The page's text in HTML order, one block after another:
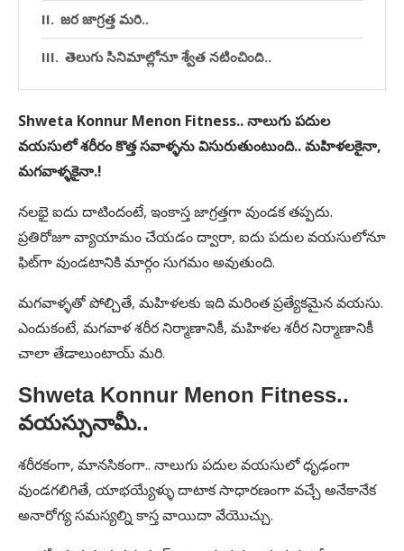
జర జాగ్రత్త మరి..
తెలుగు సినిమాల్లోనూ శ్వేత నటించింది..
Shweta Konnur Menon Fitness.. నాలుగు పదుల
వయసులో శరీరం కొత్త సవాళ్ళను విసురుతుంటుంది.. మహిళలకైనా,
మగవాళ్ళకైనా.!
నలభై ఐదు దాటిందంటే, ఇంకాస్త జాగ్రత్తగా వుండక తప్పదు.
ప్రతిరోజూ వ్యాయామం చేయడం ద్వారా, ఐదు పదుల వయసులోనూ
ఫిట్‌గా వుండటానికి మార్గం సుగమం అవుతుంది.
మగవాళ్ళతో పోల్చితే, మహిళలకు ఇది మరింత ప్రత్యేకమైన వయసు.
ఎందుకంటే, మగవాళ శరీర నిర్మాణానికీ, మహిళల శరీర నిర్మాణానికీ
చాలా తేడాలుంటాయ్ మరి.
Shweta Konnur Menon Fitness..
వయస్సునామీ..
శరీరకంగా, మానసికంగా.. నాలుగు పదుల వయసులో ధృఢంగా
వుండగలిగితే, యాభయ్యేళ్ళు దాటాక సాధారణంగా వచ్చే అనేకానేక
అనారోగ్య సమస్యల్ని కాస్త వాయిదా వేయొచ్చు.